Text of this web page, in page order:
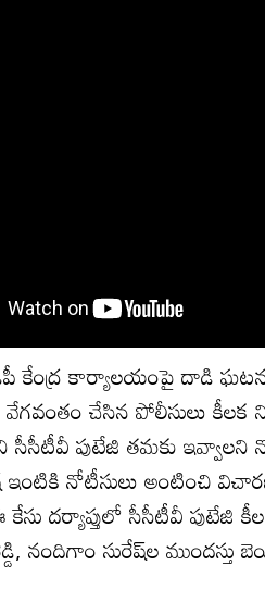
కేంద్ర కార్యాలయంపై దాడి
చేసిన పోలీసులు కీలక
పుటేజి తమకు ఇవ్వాలని
నోటీసులు అంటించి
దర్యాప్తులో సీసీటీవీ
నందిగాం సురేష్‌ల ముందస్తు